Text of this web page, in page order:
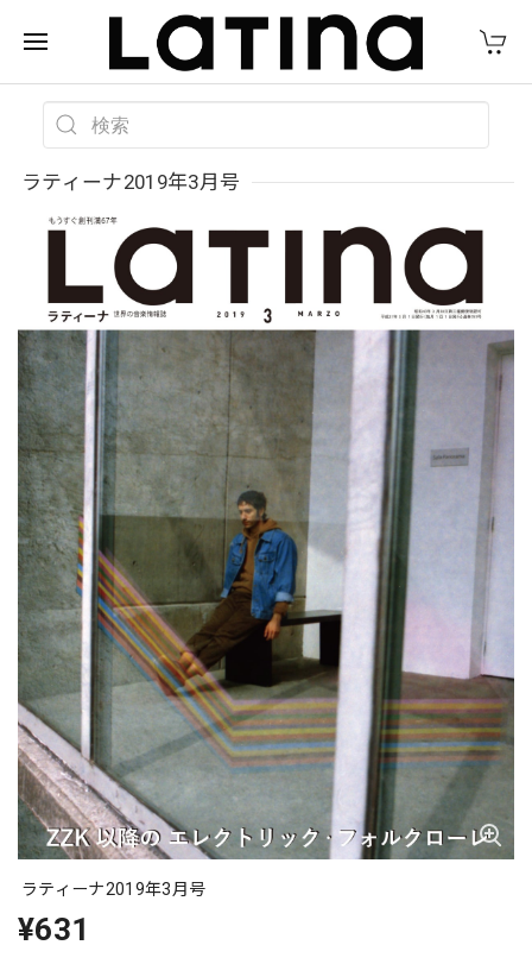
ラティーナ2019年3月号
ラティーナ2019年3月号
¥631